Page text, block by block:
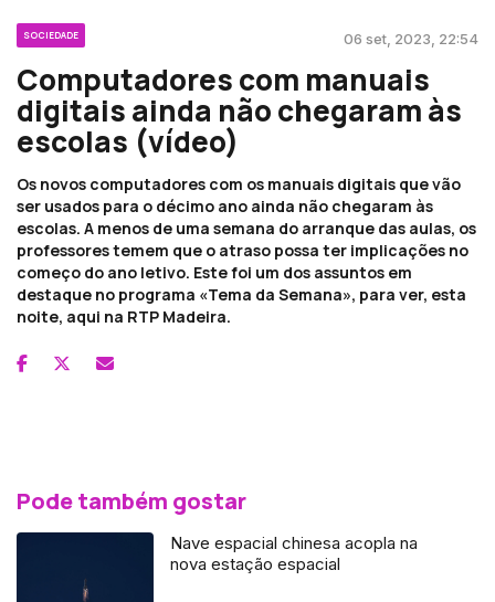
SOCIEDADE 06 set, 2023, 22:54
Computadores com manuais
digitais ainda não chegaram às
escolas (vídeo)
Os novos computadores com os manuais digitais que vão
ser usados para o décimo ano ainda não chegaram às
escolas. A menos de uma semana do arranque das aulas, os
professores temem que o atraso possa ter implicações no
começo do ano letivo. Este foi um dos assuntos em
destaque no programa «Tema da Semana», para ver, esta
noite, aqui na RTP Madeira.
Pode também gostar
Nave espacial chinesa acopla na
nova estação espacial